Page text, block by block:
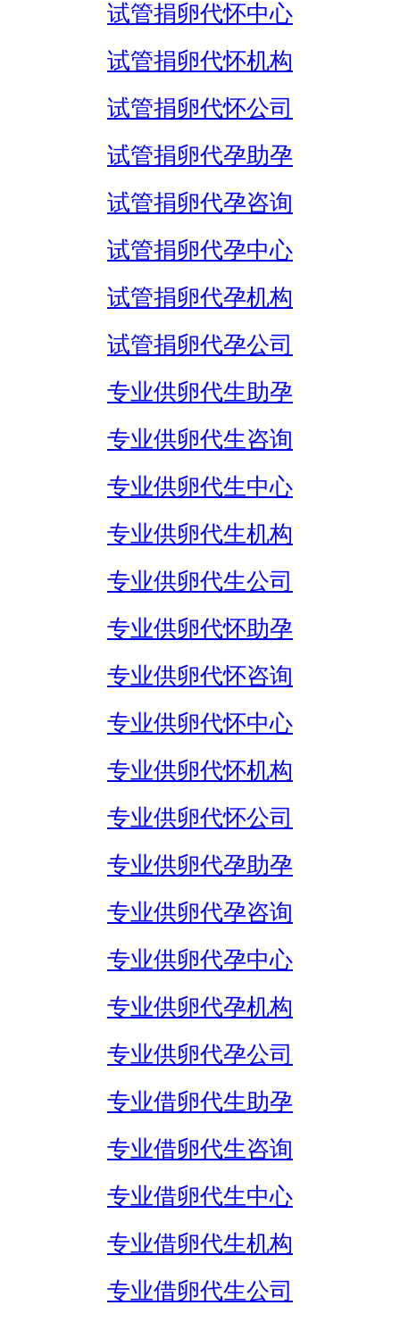
试管捐卵代怀中心
试管捐卵代怀机构
试管捐卵代怀公司
试管捐卵代孕助孕
试管捐卵代孕咨询
试管捐卵代孕中心
试管捐卵代孕机构
试管捐卵代孕公司
专业供卵代生助孕
专业供卵代生咨询
专业供卵代生中心
专业供卵代生机构
专业供卵代生公司
专业供卵代怀助孕
专业供卵代怀咨询
专业供卵代怀中心
专业供卵代怀机构
专业供卵代怀公司
专业供卵代孕助孕
专业供卵代孕咨询
专业供卵代孕中心
专业供卵代孕机构
专业供卵代孕公司
专业借卵代生助孕
专业借卵代生咨询
专业借卵代生中心
专业借卵代生机构
专业借卵代生公司